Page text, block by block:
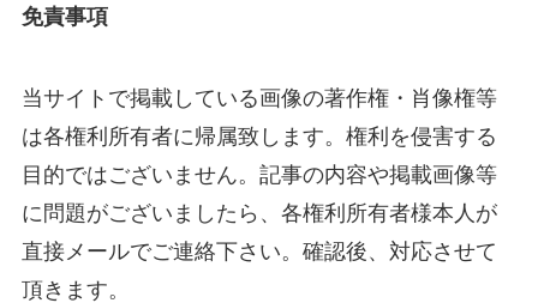
免責事項
当サイトで掲載している画像の著作権・肖像権等
は各権利所有者に帰属致します。権利を侵害する
目的ではございません。記事の内容や掲載画像等
に問題がございましたら、各権利所有者様本人が
直接メールでご連絡下さい。確認後、対応させて
頂きます。